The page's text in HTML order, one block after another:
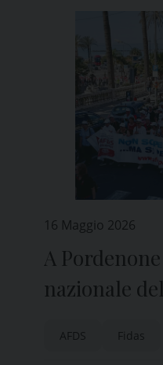
16 Maggio 2026
A
nazionale
AFDS Fidas